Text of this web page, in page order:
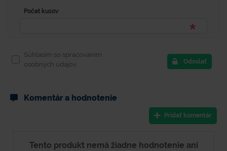
Počet kusov
Súhlasím so spracovaním
osobných údajov.
Odoslať
Komentár a hodnotenie
Pridať komentár
Tento produkt nemá žiadne hodnotenie ani